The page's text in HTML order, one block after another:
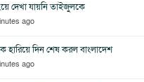
দেখা যায়নি তাইজুলকে
ago
হারিয়ে দিন শেষ করল বাংলাদেশ
ago